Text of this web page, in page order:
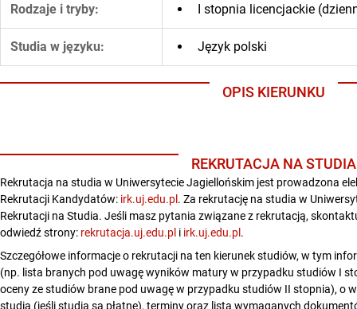
Rodzaje i tryby: I stopnia licencjackie
Studia w języku: Język polski
OPIS KIERUNKU
REKRUTACJA NA STUDIA
Rekrutacja na studia w Uniwersytecie Jagiellońskim jest prowadzona
Rekrutacji Kandydatów: irk.uj.edu.pl . Za rekrutację na studia w
Rekrutacji na Studia. Jeśli masz pytania związane z rekrutacją,
odwiedź strony: rekrutacja.uj.edu.pl i irk.uj.edu.pl .
Szczegółowe informacje o rekrutacji na ten kierunek studiów, w tym
(np. lista branych pod uwagę wyników matury w przypadku studiów I
oceny ze studiów brane pod uwagę w przypadku studiów II stopnia), o
studia (jeśli studia są płatne), terminy oraz lista wymaganych